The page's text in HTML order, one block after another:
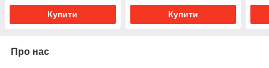
Купити Купити
Про нас